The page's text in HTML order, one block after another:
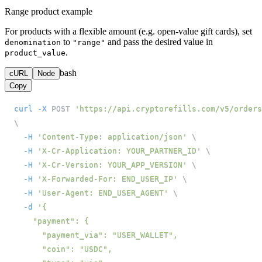
Range product example
For products with a flexible amount (e.g. open-value gift cards), set
denomination to "range" and pass the desired value in
product_value.
cURL Node bash
Copy
curl -X POST
'https://api.cryptorefills.com/v5/
\
-H
'Content-Type: application/json'
\
-H
'X-Cr-Application: YOUR_PARTNER_ID'
\
-H
'X-Cr-Version: YOUR_APP_VERSION'
\
-H
'X-Forwarded-For: END_USER_IP'
\
-H
'User-Agent: END_USER_AGENT'
\
-d